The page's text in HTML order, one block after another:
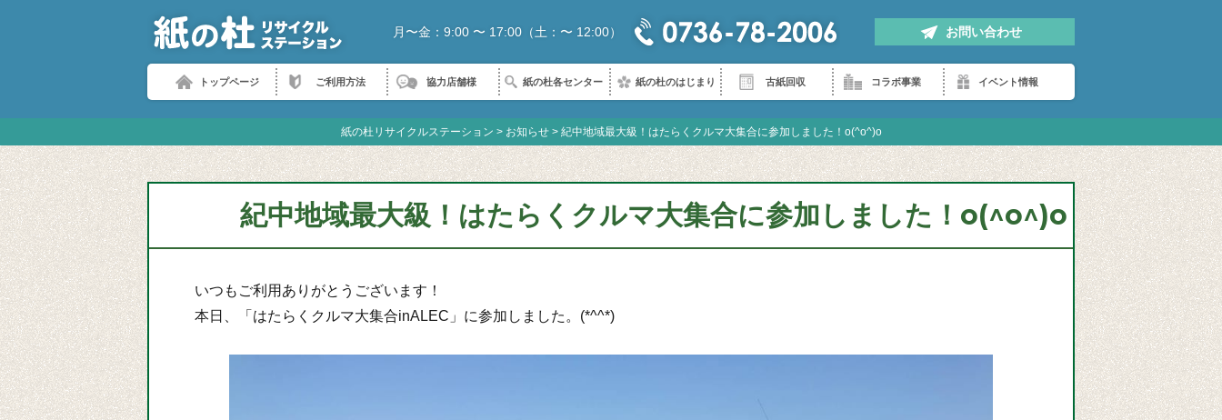
月〜金：9:00 〜 17:00（土：〜 12:00） お問い合わせ
トップページ ご利用方法 協力店舗様 紙の杜各センター 紙の杜のはじまり 古紙回収 コラボ事業 イベント情報
紙の杜リサイクルステーション > お知らせ> 紀中地域最大級！はたらくクルマ大集合に参加しました！o(^o^)o
紀中地域最大級！はたらくクルマ大集合に参加しました！o(^o^)o
いつもご利用ありがとうございます！
本日、「はたらくクルマ大集合inALEC」に参加しました。(*^^*)